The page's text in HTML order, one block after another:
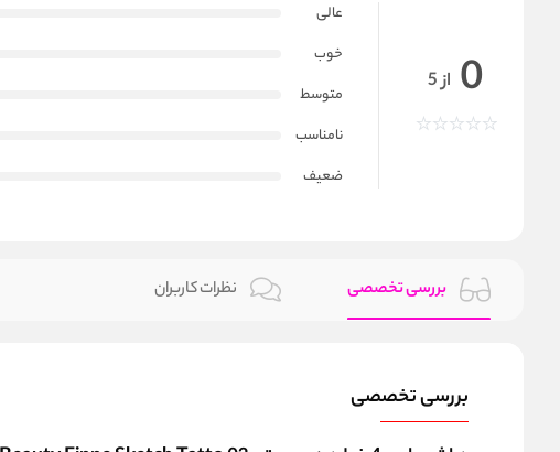
0 از 5
عالی
خوب
متوسط
نامناسب
ضعیف
بررسی تخصصی نظرات کاربران
بررسی تخصصی